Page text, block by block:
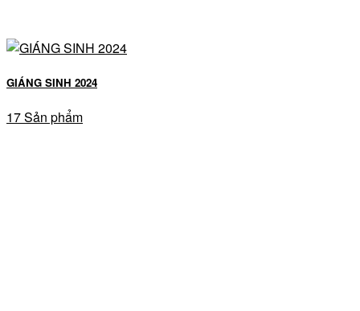
GIÁNG SINH 2024
17 Sản phẩm